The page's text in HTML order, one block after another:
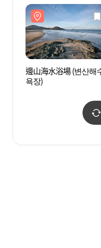
邊山海水浴場 (변산해
욕장)